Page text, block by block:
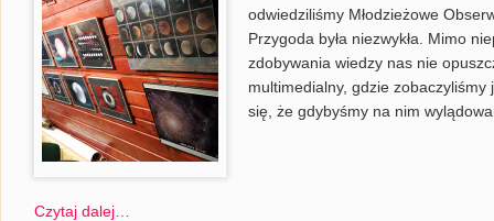
odwiedziliśmy Młodzieżowe
Przygoda była niezwykła. Mimo
zdobywania wiedzy nas nie
multimedialny, gdzie zobaczyliśmy
się, że gdybyśmy na nim
Czytaj dalej…